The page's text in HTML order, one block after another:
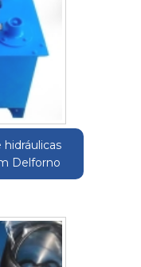
Delforno